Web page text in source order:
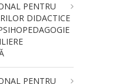
PENTRU
DIDACTICE
PENTRU